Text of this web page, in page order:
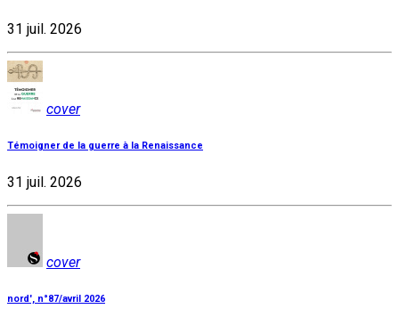
31 juil. 2026
cover
Témoigner de la guerre à la Renaissance
31 juil. 2026
cover
nord', n°87/avril 2026